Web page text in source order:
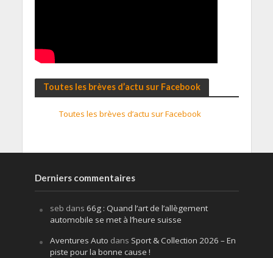
Toutes les brèves d’actu sur Facebook
Toutes les brèves d’actu sur Facebook
Derniers commentaires
seb dans 66g : Quand l’art de l’allègement
automobile se met à l’heure suisse
Aventures Auto dans Sport & Collection 2026 – En
piste pour la bonne cause !